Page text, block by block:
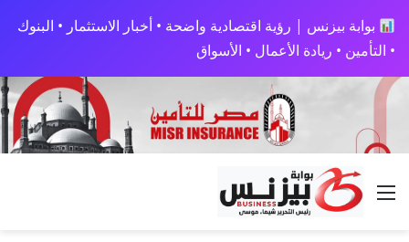
بوابة بيزنس | رؤية اقتصادية واضحة • أخبار الاستثمار • البنوك
• التأمين • ريادة الأعمال • الأسواق
القائمة